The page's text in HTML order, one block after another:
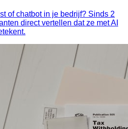
of chatbot in je bedrijf? Sinds 2
direct vertellen dat ze met AI